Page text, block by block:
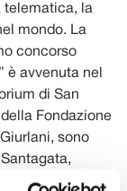
telematica, la
mondo. La
concorso
è avvenuta nel
di San
Fondazione
sono
del